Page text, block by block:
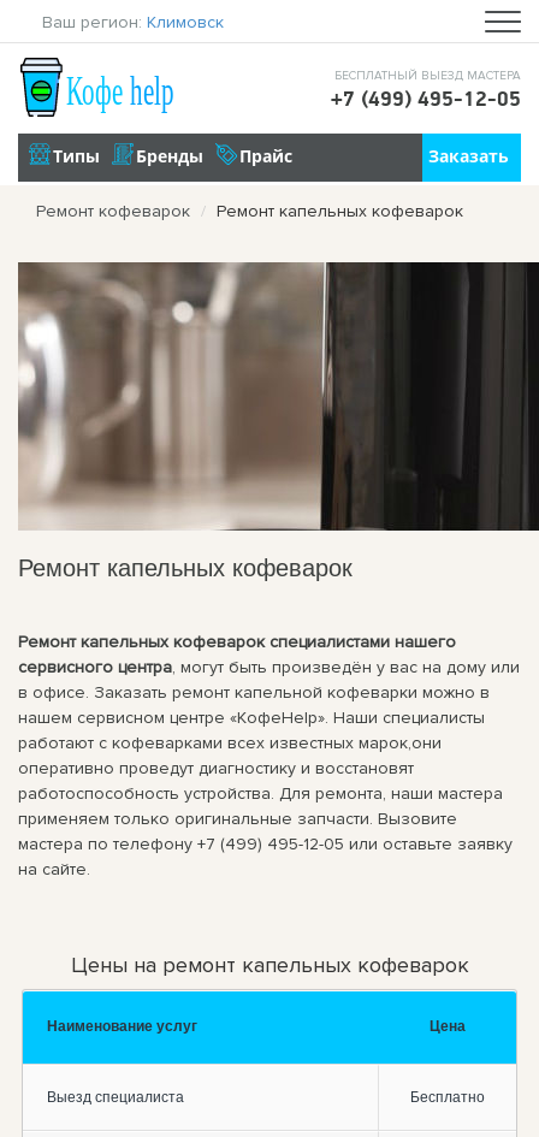
Ваш регион: Климовск
БЕСПЛАТНЫЙ ВЫЕЗД МАСТЕРА
+7 (499) 495-12-05
Ремонт кофеварок Ремонт капельных кофеварок
Ремонт капельных кофеварок
Ремонт капельных кофеварок специалистами нашего
сервисного центра, могут быть произведён у вас на дому или
в офисе. Заказать ремонт капельной кофеварки можно в
нашем сервисном центре «КофеHelp». Наши специалисты
работают с кофеварками всех известных марок,они
оперативно проведут диагностику и восстановят
работоспособность устройства. Для ремонта, наши мастера
применяем только оригинальные запчасти. Вызовите
мастера по телефону +7 (499) 495-12-05 или оставьте заявку
на сайте.
Цены на ремонт капельных кофеварок
Наименование услуг Цена
Выезд специалиста Бесплатно